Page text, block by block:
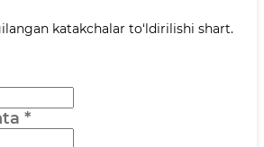
katakchalar to‘ldirilishi shart.
*